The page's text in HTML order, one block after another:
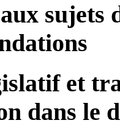
sujets
et
dans le